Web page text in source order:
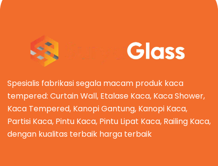
Spesialis fabrikasi segala macam produk kaca
tempered: Curtain Wall, Etalase Kaca, Kaca Shower,
Kaca Tempered, Kanopi Gantung, Kanopi Kaca,
Partisi Kaca, Pintu Kaca, Pintu Lipat Kaca, Railing Kaca,
dengan kualitas terbaik harga terbaik